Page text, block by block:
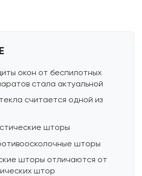
окон от беспилотных
стала актуальной
считается одной из
шторы
шторы
шторы отличаются от
штор